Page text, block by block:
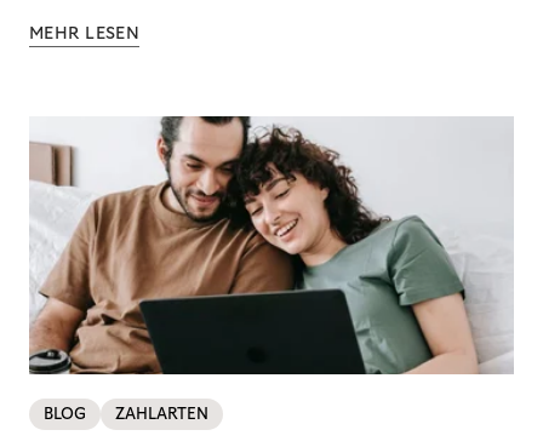
MEHR LESEN
BLOG ZAHLARTEN